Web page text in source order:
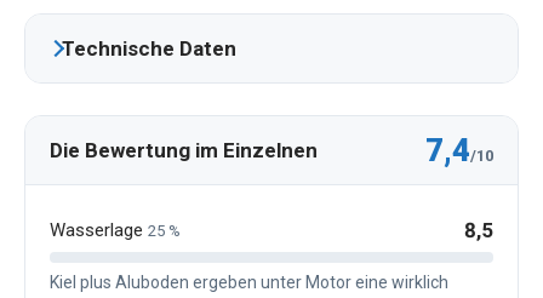
Technische Daten
Die Bewertung im Einzelnen 7,4/10
Wasserlage 25 % 8,5
Kiel plus Aluboden ergeben unter Motor eine wirklich